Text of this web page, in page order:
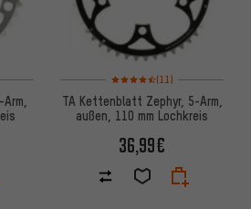
5 basierend auf 3 BewertungenBewertungen: 4,5 von 5
(11)
TA Kettenblatt Zephyr, 5-Arm,
außen, 110 mm Lochkreis
36,99€